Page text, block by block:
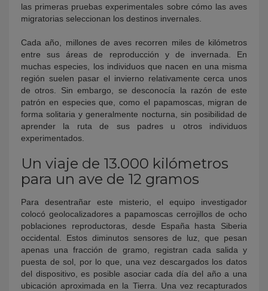
las primeras pruebas experimentales sobre cómo las aves
migratorias seleccionan los destinos invernales.
Cada año, millones de aves recorren miles de kilómetros
entre sus áreas de reproducción y de invernada. En
muchas especies, los individuos que nacen en una misma
región suelen pasar el invierno relativamente cerca unos
de otros. Sin embargo, se desconocía la razón de este
patrón en especies que, como el papamoscas, migran de
forma solitaria y generalmente nocturna, sin posibilidad de
aprender la ruta de sus padres u otros individuos
experimentados.
Un viaje de 13.000 kilómetros
para un ave de 12 gramos
Para desentrañar este misterio, el equipo investigador
colocó geolocalizadores a papamoscas cerrojillos de ocho
poblaciones reproductoras, desde España hasta Siberia
occidental. Estos diminutos sensores de luz, que pesan
apenas una fracción de gramo, registran cada salida y
puesta de sol, por lo que, una vez descargados los datos
del dispositivo, es posible asociar cada día del año a una
ubicación aproximada en la Tierra. Una vez recapturados